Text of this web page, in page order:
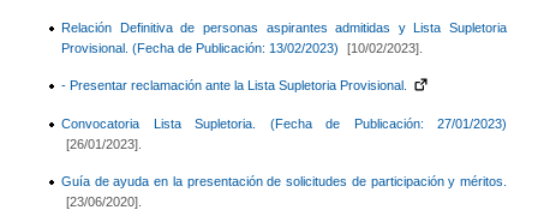
Relación Definitiva de personas aspirantes admitidas y Lista Supletoria
Provisional. (Fecha de Publicación: 13/02/2023)
[10/02/2023].
- Presentar reclamación ante la Lista Supletoria Provisional.
Convocatoria Lista Supletoria. (Fecha de Publicación: 27/01/2023)
[26/01/2023].
Guía de ayuda en la presentación de solicitudes de participación y méritos.
[23/06/2020].